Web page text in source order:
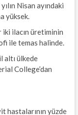
Nisan ayındaki
yüksek.
ilacın üretiminin
ile temas halinde.
altı ülkede
College’dan
hastalarının yüzde